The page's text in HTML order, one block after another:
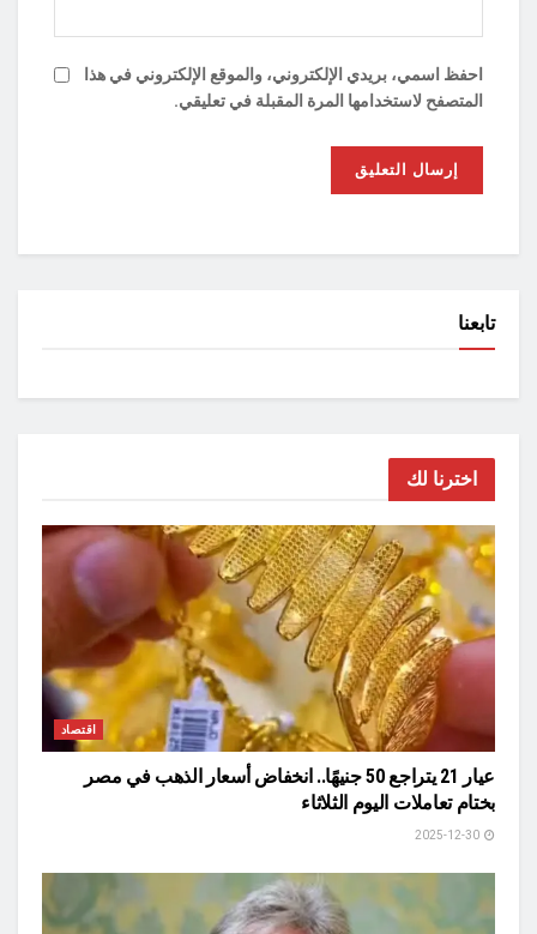
احفظ اسمي، بريدي الإلكتروني، والموقع الإلكتروني في هذا
المتصفح لاستخدامها المرة المقبلة في تعليقي.
تابعنا
اخترنا لك
اقتصاد
عيار 21 يتراجع 50 جنيهًا.. انخفاض أسعار الذهب في مصر
بختام تعاملات اليوم الثلاثاء